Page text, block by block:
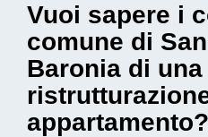
Vuoi sapere i
comune di
Baronia di una
appartamento?